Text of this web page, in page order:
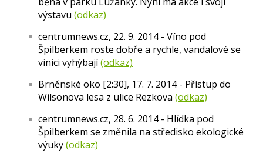
výstavu (odkaz)
centrumnews.cz, 22. 9. 2014 - Víno pod
Špilberkem roste dobře a rychle, vandalové se
vinici vyhýbají(odkaz)
Brněnské oko [2:30], 17. 7. 2014 - Přístup do
Wilsonova lesa z ulice Rezkova (odkaz)
centrumnews.cz, 28. 6. 2014 - Hlídka pod
Špilberkem se změnila na středisko ekologické
výuky(odkaz)